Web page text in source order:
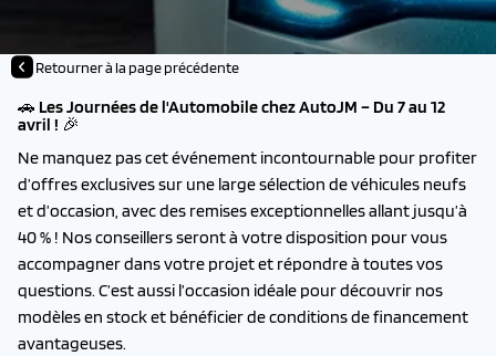
Retourner à la page précédente
🚗 Les Journées de l'Automobile chez AutoJM – Du 7 au 12
avril ! 🎉
Ne manquez pas cet événement incontournable pour profiter
d’offres exclusives sur une large sélection de véhicules neufs
et d’occasion, avec des remises exceptionnelles allant jusqu’à
40 % ! Nos conseillers seront à votre disposition pour vous
accompagner dans votre projet et répondre à toutes vos
questions. C’est aussi l’occasion idéale pour découvrir nos
modèles en stock et bénéficier de conditions de financement
avantageuses.